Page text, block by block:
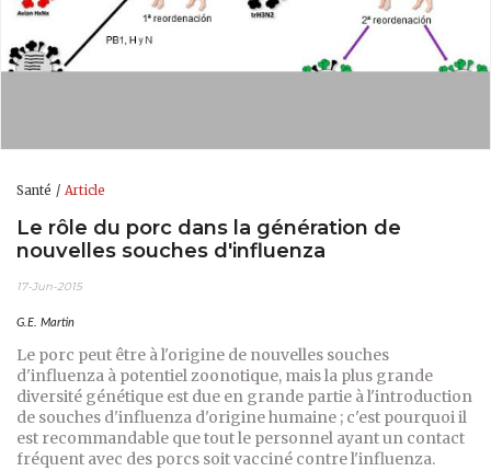
Santé Article
Le rôle du porc dans la génération de
nouvelles souches d'influenza
17-Jun-2015
G.E. Martin
Le porc peut être à l'origine de nouvelles souches
d'influenza à potentiel zoonotique, mais la plus grande
diversité génétique est due en grande partie à l'introduction
de souches d'influenza d'origine humaine ; c'est pourquoi il
est recommandable que tout le personnel ayant un contact
fréquent avec des porcs soit vacciné contre l'influenza.